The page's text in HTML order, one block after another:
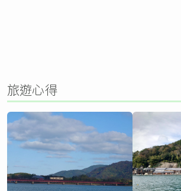
旅遊心得